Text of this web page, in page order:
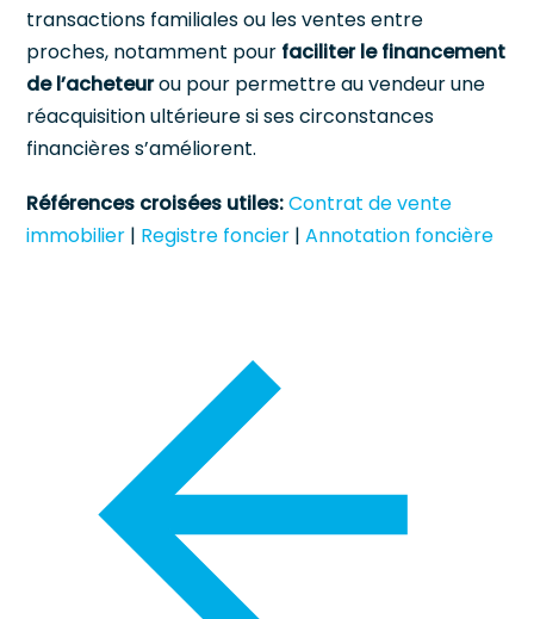
transactions familiales ou les ventes entre
proches, notamment pour faciliter le financement
de l’acheteurou pour permettre au vendeur une
réacquisition ultérieure si ses circonstances
financières s’améliorent.
Références croisées utiles:Contrat de vente
immobilier | Registre foncier |Annotation foncière